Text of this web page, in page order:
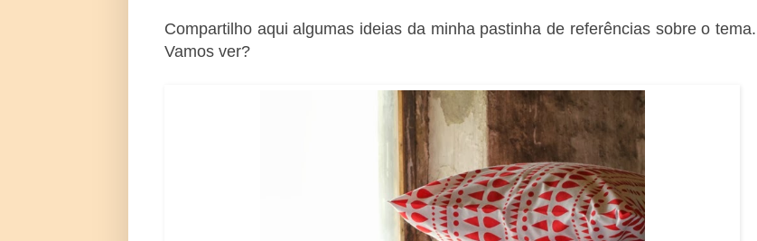
Compartilho aqui algumas ideias da minha pastinha de referências sobre o tema.
Vamos ver?